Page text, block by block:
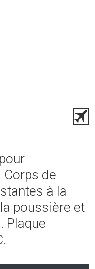
de
à la
poussière et
Plaque